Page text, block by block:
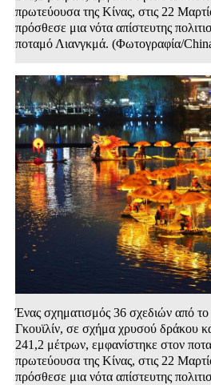
πρωτεύουσα της Κίνας, στις 22
πρόσθεσε μια νότα απίστευτης
ποταμό Λιανγκμά. (Φωτογραφία/
Ένας σχηματισμός 36 σχεδιών από το
Γκουϊλίν, σε σχήμα χρυσού δράκου
241,2 μέτρων, εμφανίστηκε στον
πρωτεύουσα της Κίνας, στις 22
πρόσθεσε μια νότα απίστευτης